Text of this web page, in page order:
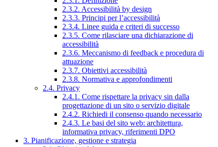
2.3.2. Accessibilità by design
2.3.3. Principi per l’accessibilità
2.3.4. Linee guida e criteri di successo
2.3.5. Come rilasciare una dichiarazione di
accessibilità
2.3.6. Meccanismo di feedback e procedura di
attuazione
2.3.7. Obiettivi accessibilità
2.3.8. Normativa e approfondimenti
2.4. Privacy
2.4.1. Come rispettare la privacy sin dalla
progettazione di un sito o servizio digitale
2.4.2. Richiedi il consenso quando necessario
2.4.3. Le basi del sito web: architettura,
informativa privacy, riferimenti DPO
3. Pianificazione, gestione e strategia